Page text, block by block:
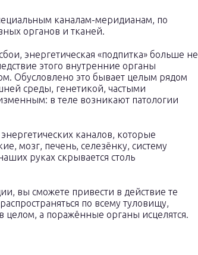
каналам-меридианам, по
органов и тканей.
энергетическая «подпитка» больше не
этого внутренние органы
Обусловлено это бывает целым рядом
среды, генетикой, частыми
в теле возникают патологии
каналов, которые
мозг, печень, селезёнку, систему
руках скрывается столь
вы сможете привести в действие те
по всему туловищу,
целом, а поражённые органы исцелятся.